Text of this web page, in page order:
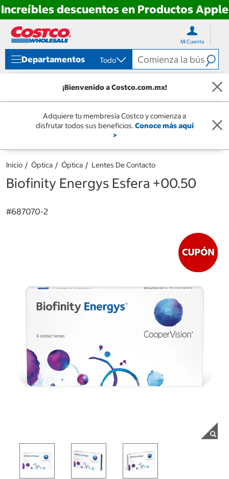
Increíbles descuentos en Productos Apple
directo
contenido
directo
menú
navegación
Mi Cuenta
Departamentos Todo
¡Bienvenido a Costco.com.mx!
Adquiere tu membresía Costco y comienza a
disfrutar todos sus beneficios.Conoce más aquí
>
Inicio Óptica Óptica Lentes De Contacto
Biofinity Energys Esfera +00.50
#687070-2